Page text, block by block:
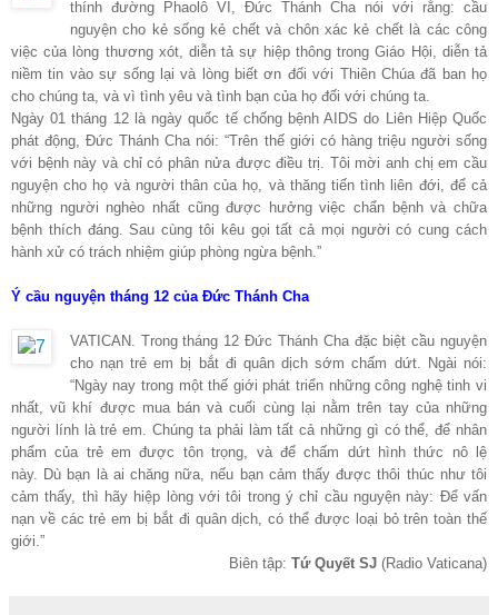
thính đường Phaolô VI, Đức Thánh Cha nói với rằng: cầu
nguyện cho kẻ sống kẻ chết và chôn xác kẻ chết là các công
việc của lòng thương xót, diễn tả sự hiệp thông trong Giáo Hội, diễn tả
niềm tin vào sự sống lại và lòng biết ơn đối với Thiên Chúa đã ban họ
cho chúng ta, và vì tình yêu và tình bạn của họ đối với chúng ta.
Ngày 01 tháng 12 là ngày quốc tế chống bệnh AIDS do Liên Hiệp Quốc
phát động, Đức Thánh Cha nói: “Trên thế giới có hàng triệu người sống
với bệnh này và chỉ có phân nửa được điều trị. Tôi mời anh chị em cầu
nguyện cho họ và người thân của họ, và thăng tiến tình liên đới, để cả
những người nghèo nhất cũng được hưởng việc chẩn bệnh và chữa
bệnh thích đáng. Sau cùng tôi kêu gọi tất cả mọi người có cung cách
hành xử có trách nhiệm giúp phòng ngừa bệnh.”
Ý cầu nguyện tháng 12 của Đức Thánh Cha
VATICAN. Trong tháng 12 Đức Thánh Cha đặc biệt cầu nguyện
cho nạn trẻ em bị bắt đi quân dịch sớm chấm dứt. Ngài nói:
“Ngày nay trong một thế giới phát triển những công nghệ tinh vi
nhất, vũ khí được mua bán và cuối cùng lại nằm trên tay của những
người lính là trẻ em. Chúng ta phải làm tất cả những gì có thể, để nhân
phẩm của trẻ em được tôn trọng, và để chấm dứt hình thức nô lệ
này. Dù bạn là ai chăng nữa, nếu bạn cảm thấy được thôi thúc như tôi
cảm thấy, thì hãy hiệp lòng với tôi trong ý chỉ cầu nguyện này: Để vấn
nạn về các trẻ em bị bắt đi quân dịch, có thể được loại bỏ trên toàn thế
giới.”
Biên tập: Tứ Quyết SJ (Radio Vaticana)